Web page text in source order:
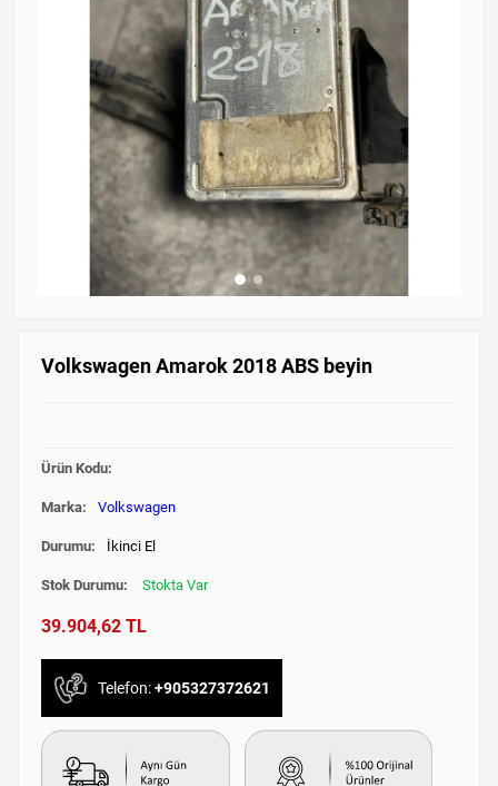
Volkswagen Amarok 2018 ABS beyin
Ürün Kodu:
Marka: Volkswagen
Durumu: İkinci El
Stok Durumu: Stokta Var
39.904,62 TL
Telefon:+905327372621